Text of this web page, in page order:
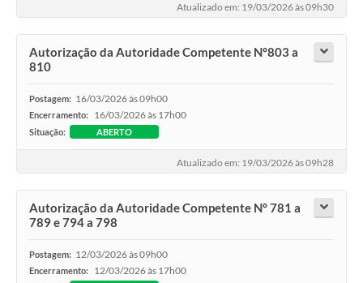
Atualizado em: 19/03/2026 às 09h30
Autorização da Autoridade Competente N°803 a
810
Postagem: 16/03/2026 às 09h00
Encerramento: 16/03/2026 às 17h00
Situação: ABERTO
Atualizado em: 19/03/2026 às 09h28
Autorização da Autoridade Competente N° 781 a
789 e 794 a 798
Postagem: 12/03/2026 às 09h00
Encerramento: 12/03/2026 às 17h00